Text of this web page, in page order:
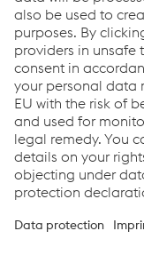
Downloads
CORE Welding
Links
Servicios
Carrera
Condiciones generales
Code of Conduct